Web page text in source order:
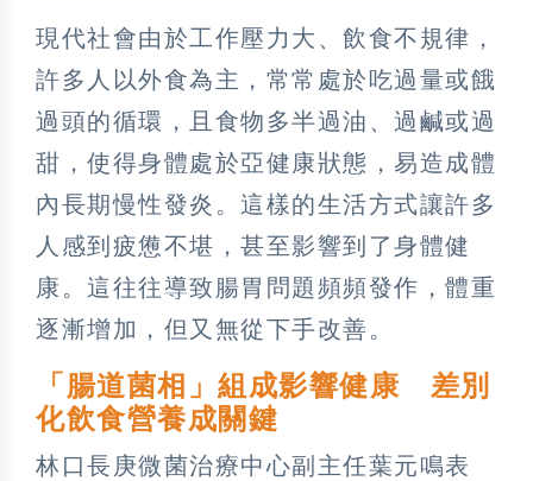
現代社會由於工作壓力大、飲食不規律，
許多人以外食為主，常常處於吃過量或餓
過頭的循環，且食物多半過油、過鹹或過
甜，使得身體處於亞健康狀態，易造成體
內長期慢性發炎。這樣的生活方式讓許多
人感到疲憊不堪，甚至影響到了身體健
康。這往往導致腸胃問題頻頻發作，體重
逐漸增加，但又無從下手改善。
「腸道菌相」組成影響健康 差別
化飲食營養成關鍵
林口長庚微菌治療中心副主任葉元鳴表